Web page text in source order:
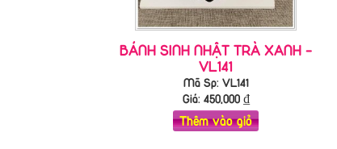
BÁNH SINH NHẬT TRÀ XANH -
VL141
Mã Sp: VL141
Giá: 450,000₫
Thêm vào giỏ